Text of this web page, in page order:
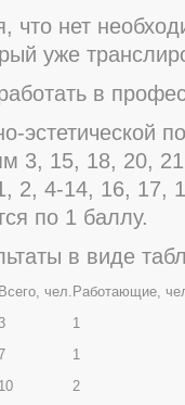
что нет
уже
в
эстетической
3, 15, 18, 20,
2, 4-14, 16, 17,
по 1 баллу.
в виде
Всего, чел. Работающие,
3 1
1
10 2